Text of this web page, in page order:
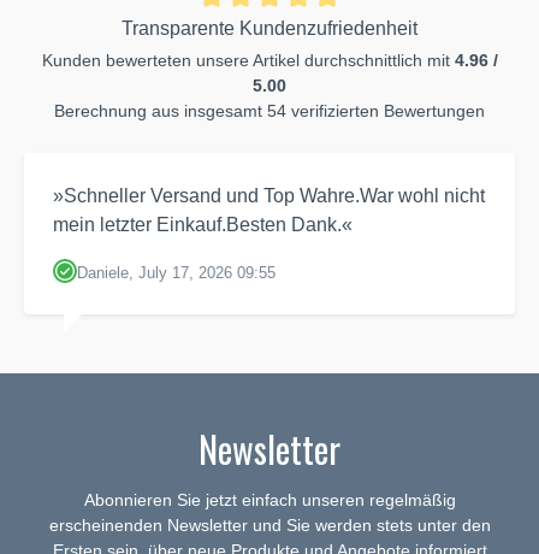
Transparente Kundenzufriedenheit
Kunden bewerteten unsere Artikel durchschnittlich mit 4.96 /
5.00
Berechnung aus insgesamt 54 verifizierten Bewertungen
»Schneller Versand und Top Wahre.War wohl nicht
mein letzter Einkauf.Besten Dank.«
Daniele, July 17, 2026 09:55
Newsletter
Abonnieren Sie jetzt einfach unseren regelmäßig
erscheinenden Newsletter und Sie werden stets unter den